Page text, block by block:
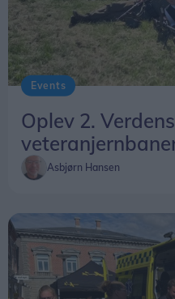
Events
Oplev 2.
Asbjørn Hansen